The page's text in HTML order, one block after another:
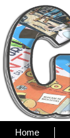
Home